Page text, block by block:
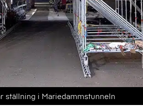
ställning i Mariedammstunneln